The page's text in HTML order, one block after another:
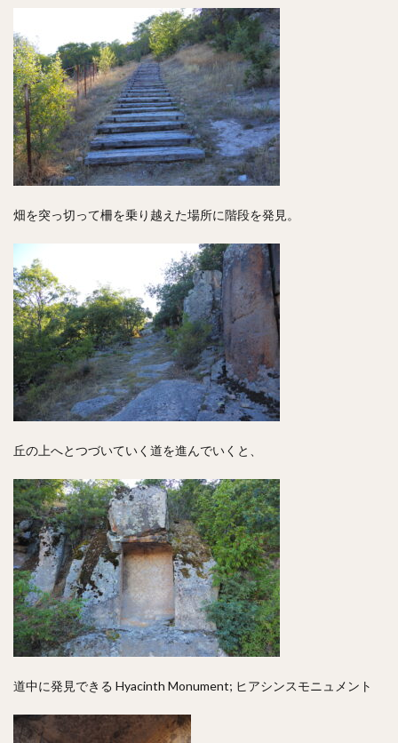
畑を突っ切って柵を乗り越えた場所に階段を発見。
丘の上へとつづいていく道を進んでいくと、
道中に発見できる Hyacinth Monument; ヒアシンスモニュメント